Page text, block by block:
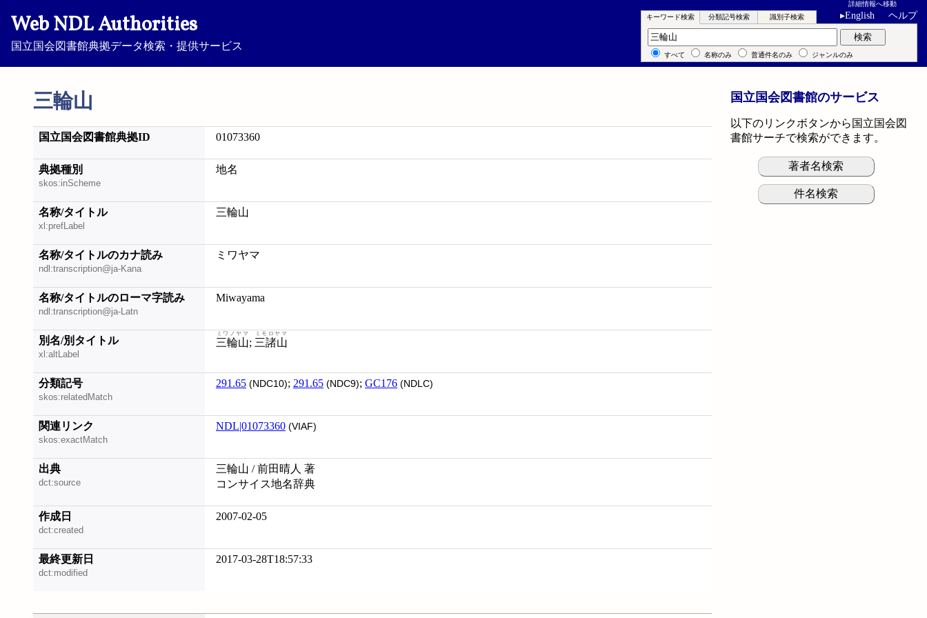
Web NDL Authorities
国立国会図書館典拠データ検索・提供サービス
詳細情報へ移動
▸English ヘルプ
三輪山
キーワード検索 分類記号検索 識別子検索
キーワード検索 検索
すべて 名称のみ 普通件名のみ ジャンルのみ
国立国会図書館典拠ID 01073360
典拠種別
skos:inScheme
地名
名称/タイトル
xl:prefLabel
三輪山
名称/タイトルのカナ読み
ndl:transcription@ja-Kana
ミワヤマ
名称/タイトルのローマ字読み
ndl:transcription@ja-Latn
Miwayama
別名/別タイトル
xl:altLabel
三輪山
ミワノヤマ
; 三諸山
ミモロヤマ
分類記号
skos:relatedMatch
291.65 (NDC10); 291.65 (NDC9); GC176 (NDLC)
関連リンク
skos:exactMatch
NDL|01073360 (VIAF)
出典
dct:source
三輪山 / 前田晴人 著
コンサイス地名辞典
作成日
dct:created
2007-02-05
最終更新日
dct:modified
2017-03-28T18:57:33
国立国会図書館のサービス
以下のリンクボタンから国立国会図
書館サーチで検索ができます。
著者名検索
件名検索